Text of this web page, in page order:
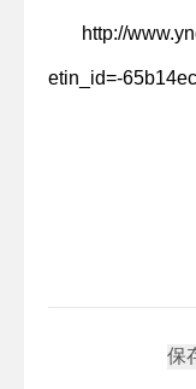
http://
etin_id=-